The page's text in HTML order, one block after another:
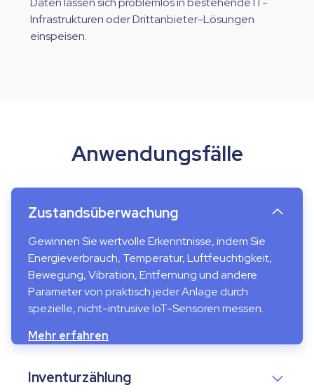
Infrastrukturen oder Drittanbieter-Lösungen
einspeisen.
Anwendungsfälle
Zustandsüberwachung
Gewinnen Sie wertvolle Erkenntnisse, indem Sie
Energieverbrauch, Temperatur, Luftfeuchtigkeit,
Bewegung, Vibration, Entfernung und andere
Parameter von praktisch jeder Anlage durch
spezielle, nicht-intrusive IoT-Sensoren messen.
Mehr erfahren
Inventurzählung